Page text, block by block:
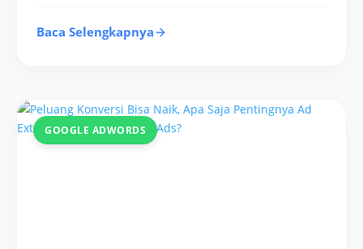
Baca Selengkapnya
GOOGLE ADWORDS